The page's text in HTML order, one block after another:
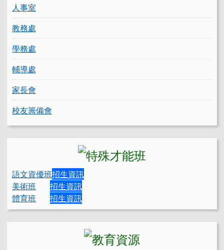
人事室
教務處
學務處
輔導處
家長會
校友籌備會
語文資優班招生資訊
美術班
招生資訊
體育班
招生資訊